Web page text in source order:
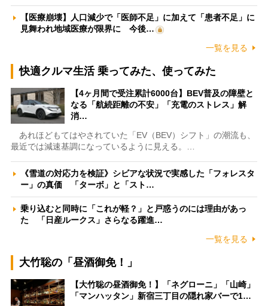
【医療崩壊】人口減少で「医師不足」に加えて「患者不足」に
見舞われ地域医療が限界に 今後…
一覧を見る
快適クルマ生活 乗ってみた、使ってみた
【4ヶ月間で受注累計6000台】BEV普及の障壁と
なる「航続距離の不安」「充電のストレス」解
消…
あれほどもてはやされていた「EV（BEV）シフト」の潮流も、
最近では減速基調になっているように見える。…
《雪道の対応力を検証》シビアな状況で実感した「フォレスタ
ー」の真価 「ターボ」と「スト…
乗り込むと同時に「これが軽？」と戸惑うのには理由があっ
た 「日産ルークス」さらなる躍進…
一覧を見る
大竹聡の「昼酒御免！」
【大竹聡の昼酒御免！】「ネグローニ」「山崎」
「マンハッタン」新宿三丁目の隠れ家バーで1…